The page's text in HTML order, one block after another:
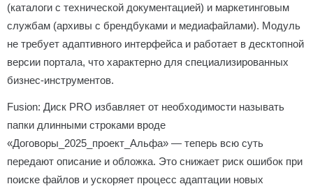
(каталоги с технической документацией) и маркетинговым
службам (архивы с брендбуками и медиафайлами). Модуль
не требует адаптивного интерфейса и работает в десктопной
версии портала, что характерно для специализированных
бизнес-инструментов.
Fusion: Диск PRO избавляет от необходимости называть
папки длинными строками вроде
«Договоры_2025_проект_Альфа» — теперь всю суть
передают описание и обложка. Это снижает риск ошибок при
поиске файлов и ускоряет процесс адаптации новых